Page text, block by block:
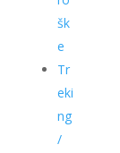
šk
e
Tr
eki
ng
/